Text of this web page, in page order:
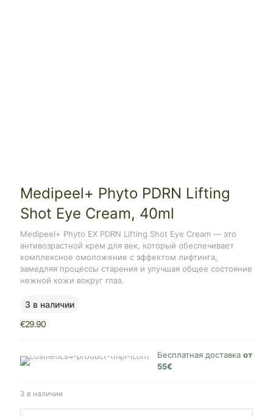
Medipeel+ Phyto PDRN Lifting
Shot Eye Cream, 40ml
Medipeel+ Phyto EX PDRN Lifting Shot Eye Cream — это
антивозрастной крем для век, который обеспечивает
комплексное омоложение с эффектом лифтинга,
замедляя процессы старения и улучшая общее состояние
нежной кожи вокруг глаз.
3 в наличии
€29.90
Бесплатная доставка от
55€
3 в наличии